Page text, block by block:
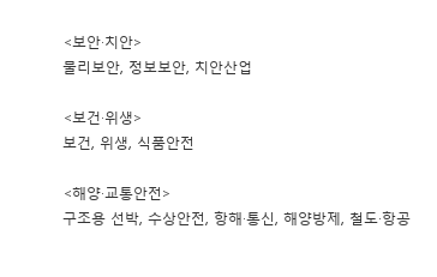
<보안·치안>
물리보안, 정보보안, 치안산업
<보건·위생>
보건, 위생, 식품안전
<해양·교통안전>
구조용 선박, 수상안전, 항해·통신, 해양방제, 철도·항공